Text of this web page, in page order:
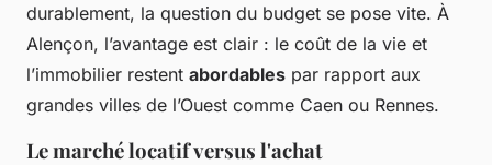
durablement, la question du budget se pose vite. À
Alençon, l’avantage est clair : le coût de la vie et
l’immobilier restent abordables par rapport aux
grandes villes de l’Ouest comme Caen ou Rennes.
Le marché locatif versus l'achat